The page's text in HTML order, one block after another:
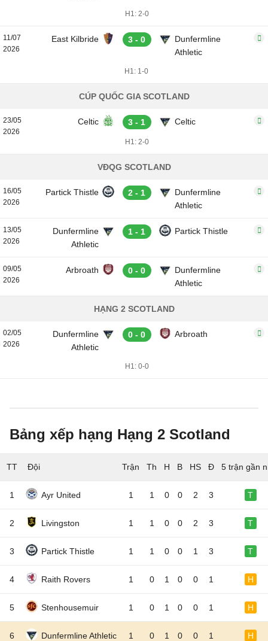
H1: 2-0
11/07
2026
East Kilbride 3 - 0
Dunfermline
Athletic
H1: 1-0
CÚP QUỐC GIA SCOTLAND
23/05
2026
Celtic 3 - 1 Celtic
H1: 2-0
VĐQG SCOTLAND
16/05
2026
Partick Thistle 2 - 1
Dunfermline
Athletic
13/05
2026
Dunfermline
Athletic
1 - 1 Partick Thistle
09/05
2026
Arbroath 0 - 0
Dunfermline
Athletic
HẠNG 2 SCOTLAND
02/05
2026
Dunfermline
Athletic
0 - 0 Arbroath
H1: 0-0
Bảng xếp hạng Hạng 2 Scotland
TT Đội 5 trận gần
1 Ayr United 1 1 0 0 2 3 T
2 Livingston 1 1 0 0 2 3 T
3 Partick Thistle 1 1 0 0 1 3 T
4 Raith Rovers 1 0 1 0 0 1 H
5 Stenhousemuir 1 0 1 0 0 1 H
6 Dunfermline Athletic 1 0 1 0 0 1 H